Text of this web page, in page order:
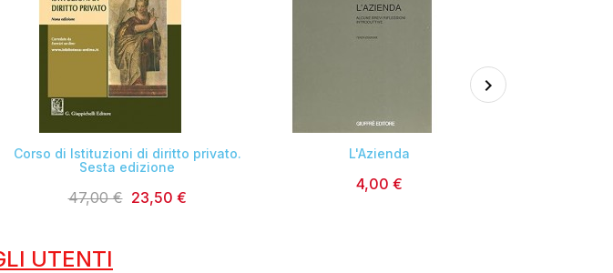

Corso di Istituzioni di diritto privato.
Sesta edizione
47,00 € 23,50 €

L'Azienda
4,00 €
UTENTI